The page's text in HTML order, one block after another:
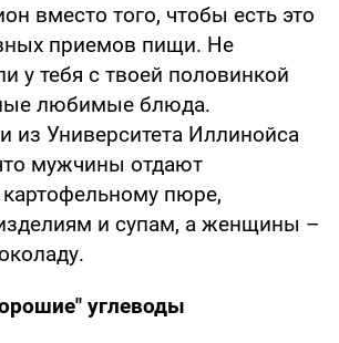
вместо того, чтобы есть это
приемов пищи. Не
у тебя с твоей половинкой
любимые блюда.
из Университета Иллинойса
мужчины отдают
картофельному пюре,
и супам, а женщины –
углеводы